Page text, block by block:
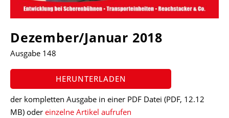
Dezember/Januar 2018
Ausgabe 148
HERUNTERLADEN
der kompletten Ausgabe in einer PDF Datei (PDF, 12.12
MB) oder einzelne Artikel aufrufen